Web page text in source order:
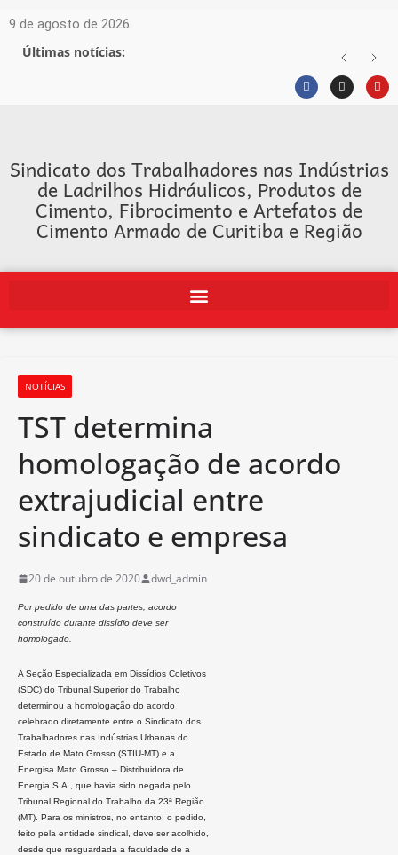
9 de agosto de 2026
Últimas notícias:
Sindicato dos Trabalhadores nas Indústrias
de Ladrilhos Hidráulicos, Produtos de
Cimento, Fibrocimento e Artefatos de
Cimento Armado de Curitiba e Região
NOTÍCIAS
TST determina
homologação de acordo
extrajudicial entre
sindicato e empresa
20 de outubro de 2020 dwd_admin
Por pedido de uma das partes, acordo
construído durante dissídio deve ser
homologado.
A Seção Especializada em Dissídios Coletivos
(SDC) do Tribunal Superior do Trabalho
determinou a homologação do acordo
celebrado diretamente entre o Sindicato dos
Trabalhadores nas Indústrias Urbanas do
Estado de Mato Grosso (STIU-MT) e a
Energisa Mato Grosso – Distribuidora de
Energia S.A., que havia sido negada pelo
Tribunal Regional do Trabalho da 23ª Região
(MT). Para os ministros, no entanto, o pedido,
feito pela entidade sindical, deve ser acolhido,
desde que resguardada a faculdade de a